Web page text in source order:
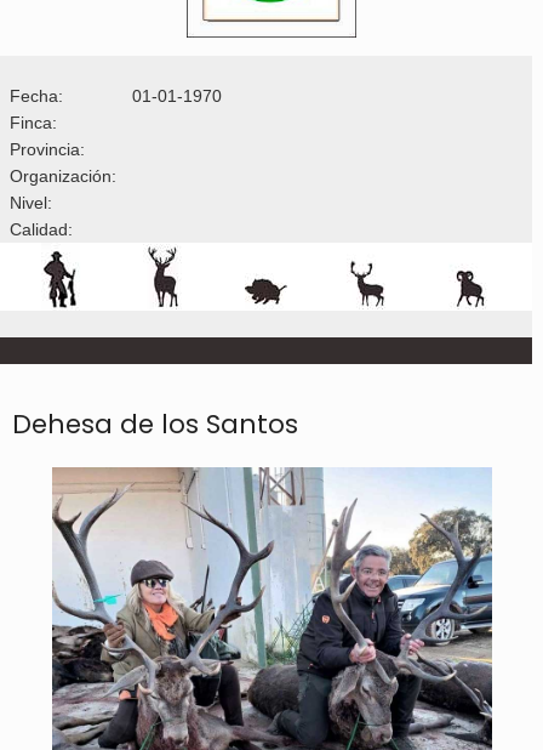
Fecha:
01-01-1970
Finca:
Provincia:
Organización:
Nivel:
Calidad:
Dehesa de los Santos